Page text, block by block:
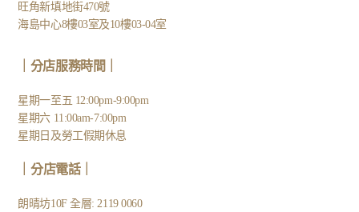
旺角新填地街470號
海島中心8樓03室及10樓03-04室
｜分店服務時間｜
星期一至五 12:00pm-9:00pm
星期六 11:00am-7:00pm
星期日及勞工假期休息
分店電話｜
朗晴坊10F 全層: 2119 0060